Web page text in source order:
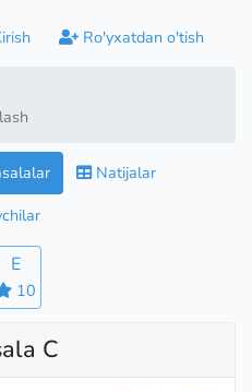
Ro'yxatdan o'tish
Natijalar
E
10
C